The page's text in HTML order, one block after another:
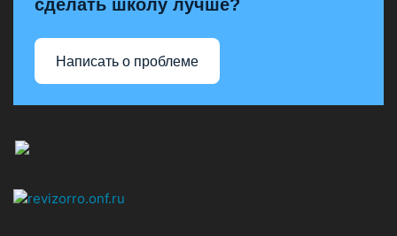
сделать школу лучше?
Написать о проблеме